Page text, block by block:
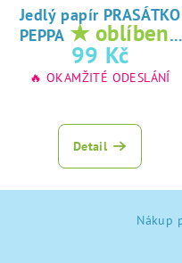
Jedlý papír PRASÁTKO
PEPPA ★ oblíbený
tisk na jedlý
papír
99 Kč
🔥 OKAMŽITÉ ODESLÁNÍ
Detail
Nákup